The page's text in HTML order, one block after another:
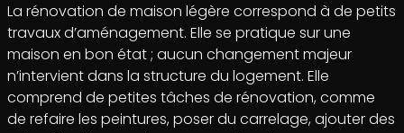
La rénovation de maison légère correspond à de petits
travaux d’aménagement. Elle se pratique sur une
maison en bon état ; aucun changement majeur
n’intervient dans la structure du logement. Elle
comprend de petites tâches de rénovation, comme
de refaire les peintures, poser du carrelage, ajouter des